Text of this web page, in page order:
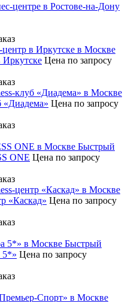
центре в Ростове-на-Дону
Цена по запросу
«Диадема» Цена по запросу
Быстрый
ONE Цена по запросу
«Каскад» Цена по запросу
Быстрый
5*» Цена по запросу